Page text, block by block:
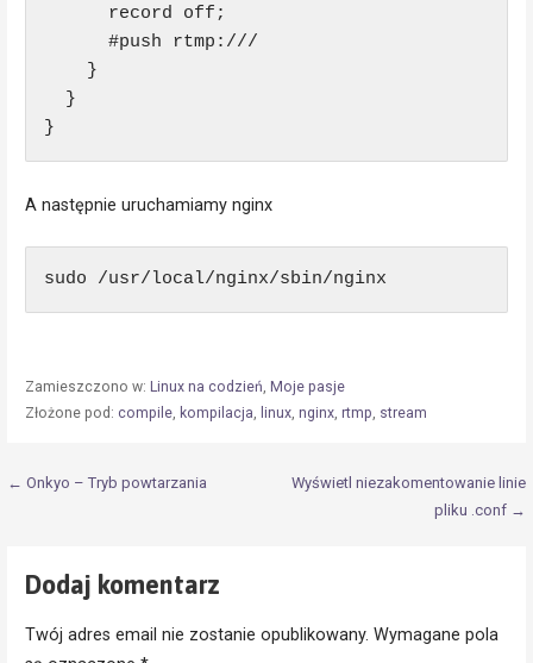
      record off;
      #push rtmp:///
    }
  }
}
A następnie uruchamiamy nginx
sudo /usr/local/nginx/sbin/nginx
Zamieszczono w: Linux na codzień Moje pasje
Złożone pod: compile, kompilacja linux, nginx, rtmp stream
Nawigacja
← Onkyo – Tryb powtarzania
Wyświetl niezakomentowanie linie
pliku .conf →
Dodaj komentarz
Twój adres email nie zostanie opublikowany. Wymagane pola